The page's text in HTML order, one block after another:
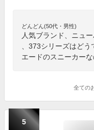
どんどん(50代・男性)
人気ブランド、ニュ
、373シリーズはど
エードのスニーカー
全ての
5